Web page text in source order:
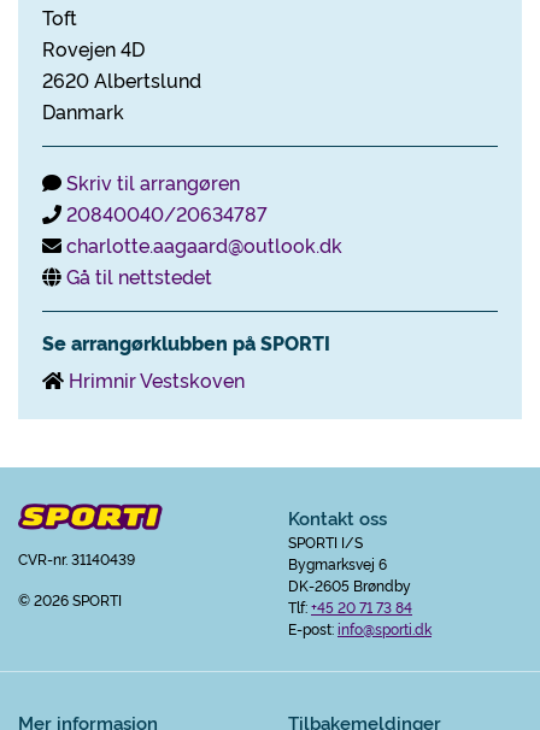
Toft
Rovejen 4D
2620 Albertslund
Danmark
Skriv til arrangøren
20840040/20634787
charlotte.aagaard@outlook.dk
Gå til nettstedet
Se arrangørklubben på SPORTI
Hrimnir Vestskoven
CVR-nr. 31140439
© 2026 SPORTI
Kontakt oss
SPORTI I/S
Bygmarksvej 6
DK-2605 Brøndby
Tlf:+45 20 71 73 84
E-post:info@sporti.dk
Mer informasjon Tilbakemeldinger